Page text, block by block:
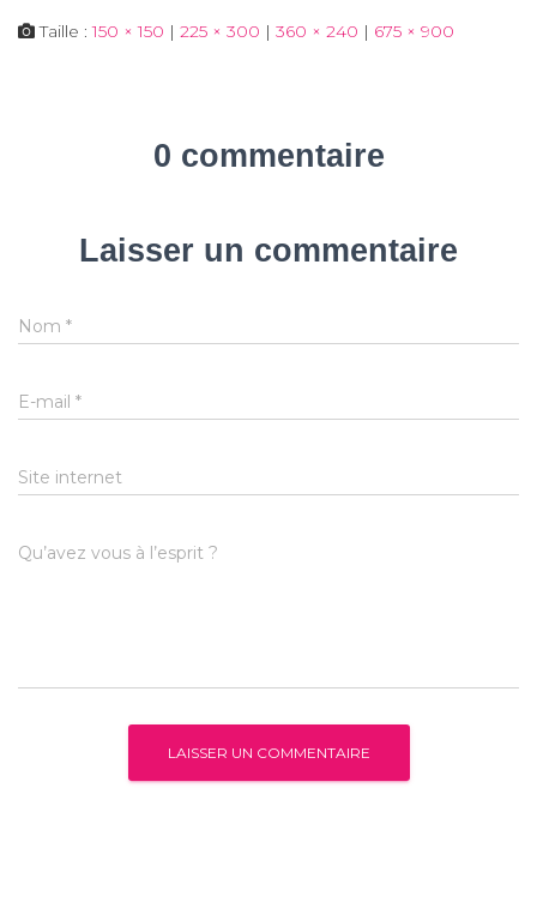
Taille :150 × 150 | 225 × 300 | 360 × 240 | 675 × 900
0 commentaire
Laisser un commentaire
Nom *
E-mail *
Site internet
Qu’avez vous à l’esprit ?